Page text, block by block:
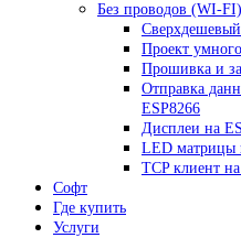
Без проводов (WI-FI)
Проект
Прошивка и
Отправка
ESP8266
Дисплеи на
LED матрицы
TCP клиент
Софт
Где купить
Услуги